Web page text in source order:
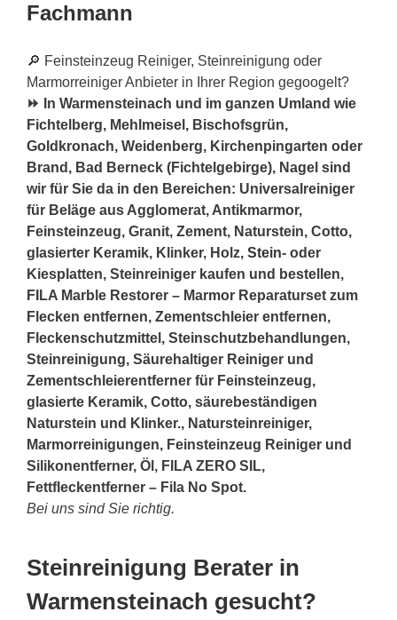
Fachmann
🔎 Feinsteinzeug Reiniger, Steinreinigung oder
Marmorreiniger Anbieter in Ihrer Region gegoogelt?
⏩ In Warmensteinach und im ganzen Umland wie
Fichtelberg, Mehlmeisel, Bischofsgrün,
Goldkronach, Weidenberg, Kirchenpingarten oder
Brand, Bad Berneck (Fichtelgebirge), Nagel sind
wir für Sie da in den Bereichen: Universalreiniger
für Beläge aus Agglomerat, Antikmarmor,
Feinsteinzeug, Granit, Zement, Naturstein, Cotto,
glasierter Keramik, Klinker, Holz, Stein- oder
Kiesplatten, Steinreiniger kaufen und bestellen,
FILA Marble Restorer – Marmor Reparaturset zum
Flecken entfernen, Zementschleier entfernen,
Fleckenschutzmittel, Steinschutzbehandlungen,
Steinreinigung, Säurehaltiger Reiniger und
Zementschleierentferner für Feinsteinzeug,
glasierte Keramik, Cotto, säurebeständigen
Naturstein und Klinker., Natursteinreiniger,
Marmorreinigungen, Feinsteinzeug Reiniger und
Silikonentferner, Öl, FILA ZERO SIL,
Fettfleckentferner – Fila No Spot.
Bei uns sind Sie richtig.
Steinreinigung Berater in
Warmensteinach gesucht?